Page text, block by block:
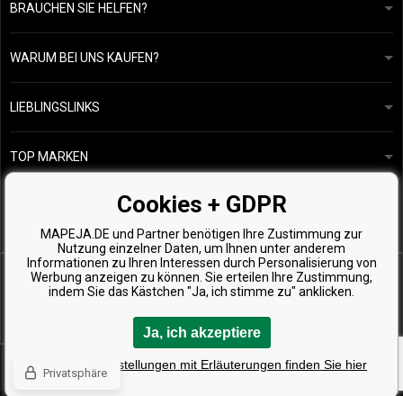
BRAUCHEN SIE HELFEN?
info@mapeja.de
Wir werden innerhalb von 24 Stunden antworten.
WARUM BEI UNS KAUFEN?
Allgemeine geschäftsbedingungen
Datenschutzerklärung
Übersicht über Zahlungen und Versand
Rückgabe von Waren
LIEBLINGSLINKS
Unsere Geschichte
Kostenlose Produktproben
TOP MARKEN
Kérastase
Wella Professionals
Zenz Organic
Copyright © 2026 Mapeja.de, Alle Rechte vorbehalten
Cookies + GDPR
MAPEJA.DE und Partner benötigen Ihre Zustimmung zur
Nutzung einzelner Daten, um Ihnen unter anderem
Informationen zu Ihren Interessen durch Personalisierung von
Werbung anzeigen zu können. Sie erteilen Ihre Zustimmung,
indem Sie das Kästchen "Ja, ich stimme zu" anklicken.
Ja, ich akzeptiere
Detaillierte Einstellungen mit Erläuterungen finden Sie hier
Privatsphäre